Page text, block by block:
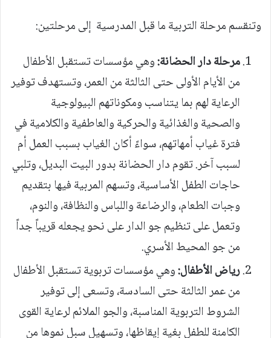
وتنقسم مرحلة التربية ما قبل المدرسية إلى مرحلتين:
مرحلة دار الحضانة:وهي مؤسسات تستقبل الأطفال
من الأيام الأولى حتى الثالثة من العمر، وتستهدف توفير
الرعاية لهم بما يتناسب ومكوناتهم البيولوجية
والصحية والغذائية والحركية والعاطفية والكلامية في
فترة غياب أمهاتهم، سواءً أكان الغياب بسبب العمل أم
لسبب آخر. تقوم دار الحضانة بدور البيت البديل، وتلبي
حاجات الطفل الأساسية، وتسهم المربية فيها بتقديم
وجبات الطعام، والرضاعة واللباس والنظافة، والنوم،
وتعمل على تنظيم جو الدار على نحو يجعله قريباً جداً
من جو المحيط الأسري.
رياض الأطفال:وهي مؤسسات تربوية تستقبل الأطفال
من عمر الثالثة حتى السادسة، وتسعى إلى توفير
الشروط التربوية المناسبة، والجو الملائم لرعاية القوى
الكامنة للطفل بغية إيقاظها، وتسهيل سبل نموها من